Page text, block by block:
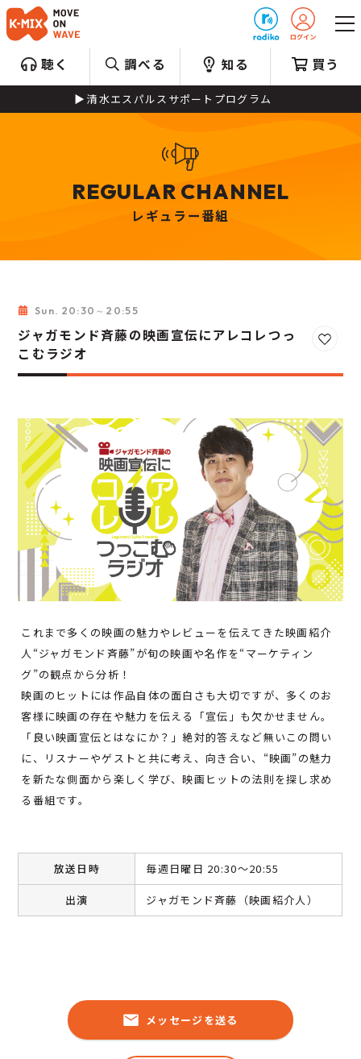
聴く 調べる 知る 買う
清水エスパルスサポートプログラム
REGULAR CHANNEL
レギュラー番組
Sun. 20:30～20:55
ジャガモンド斉藤の映画宣伝にアレコレつっ
こむラジオ
これまで多くの映画の魅力やレビューを伝えてきた映画紹介
人“ジャガモンド斉藤”が旬の映画や名作を“マーケティン
グ”の観点から分析！
映画のヒットには作品自体の面白さも大切ですが、多くのお
客様に映画の存在や魅力を伝える「宣伝」も欠かせません。
「良い映画宣伝とはなにか？」絶対的答えなど無いこの問い
に、リスナーやゲストと共に考え、向き合い、“映画”の魅力
を新たな側面から楽しく学び、映画ヒットの法則を探し求め
る番組です。
放送日時 毎週日曜日 20:30～20:55
出演 ジャガモンド斉藤（映画紹介人）
メッセージを送る